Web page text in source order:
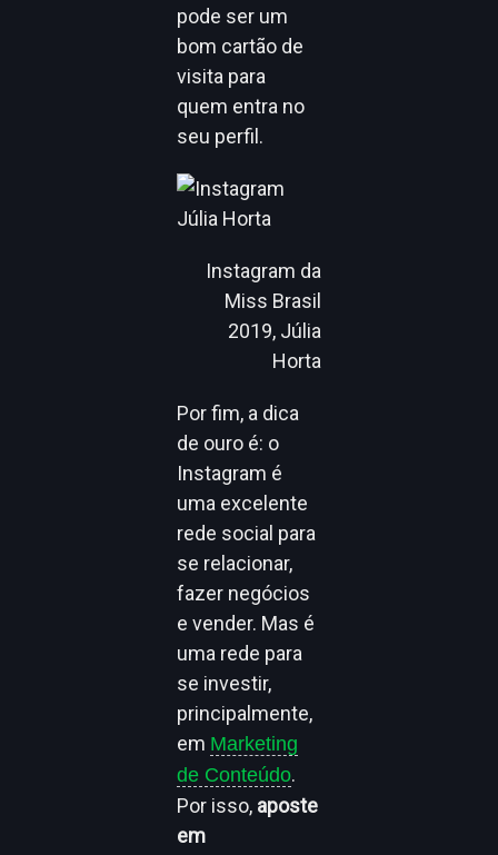
pode ser um
bom cartão de
visita para
quem entra no
seu perfil.
Instagram da
Miss Brasil
2019, Júlia
Horta
Por fim, a dica
de ouro é: o
Instagram é
uma excelente
rede social para
se relacionar,
fazer negócios
e vender. Mas é
uma rede para
se investir,
principalmente,
em Marketing
de Conteúdo.
Por isso, aposte
em